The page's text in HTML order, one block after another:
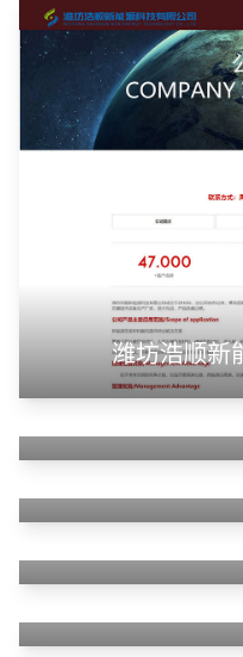
潍坊浩顺新